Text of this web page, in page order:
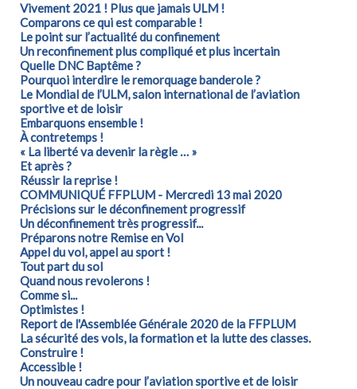
Vivement 2021 ! Plus que jamais ULM !
Comparons ce qui est comparable !
Le point sur l’actualité du confinement
Un reconfinement plus compliqué et plus incertain
Quelle DNC Baptême ?
Pourquoi interdire le remorquage banderole ?
Le Mondial de l’ULM, salon international de l’aviation
sportive et de loisir
Embarquons ensemble !
À contretemps !
« La liberté va devenir la règle … »
Et après ?
Réussir la reprise !
COMMUNIQUÉ FFPLUM - Mercredi 13 mai 2020
Précisions sur le déconfinement progressif
Un déconfinement très progressif...
Préparons notre Remise en Vol
Appel du vol, appel au sport !
Tout part du sol
Quand nous revolerons !
Comme si...
Optimistes !
Report de l'Assemblée Générale 2020 de la FFPLUM
La sécurité des vols, la formation et la lutte des classes.
Construire !
Accessible !
Un nouveau cadre pour l’aviation sportive et de loisir